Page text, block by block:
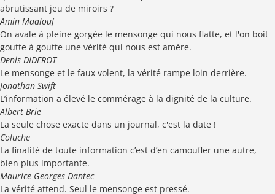
abrutissant jeu de miroirs ?
Amin Maalouf
On avale à pleine gorgée le mensonge qui nous flatte, et l'on boit
goutte à goutte une vérité qui nous est amère.
Denis DIDEROT
Le mensonge et le faux volent, la vérité rampe loin derrière.
Jonathan Swift
L’information a élevé le commérage à la dignité de la culture.
Albert Brie
La seule chose exacte dans un journal, c'est la date !
Coluche
La finalité de toute information c’est d’en camoufler une autre,
bien plus importante.
Maurice Georges Dantec
La vérité attend. Seul le mensonge est pressé.